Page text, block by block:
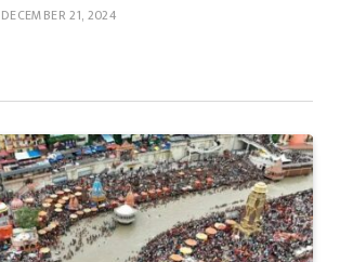
DECEMBER 21, 2024